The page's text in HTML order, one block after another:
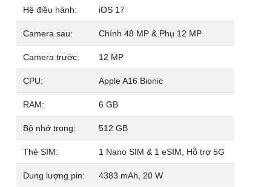
Hệ điều hành: iOS 17
Camera sau: Chính 48 MP & Phụ 12 MP
Camera trước: 12 MP
CPU: Apple A16 Bionic
RAM: 6 GB
Bộ nhớ trong: 512 GB
Thẻ SIM: 1 Nano SIM & 1 eSIM, Hỗ trợ 5G
Dung lượng pin: 4383 mAh, 20 W